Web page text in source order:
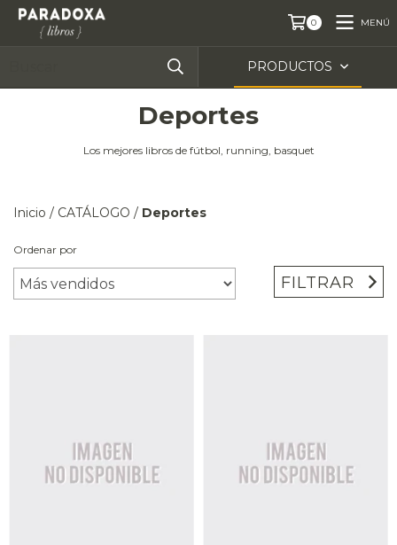
0 MENÚ
PRODUCTOS
Deportes
Los mejores libros de fútbol, running, basquet
Inicio / CATÁLOGO / Deportes
Ordenar por
FILTRAR